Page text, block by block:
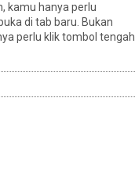
kamu hanya perlu
di tab baru. Bukan
perlu klik tombol tengah